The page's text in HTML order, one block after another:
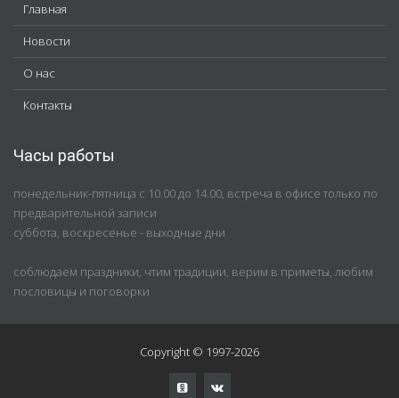
Главная
Новости
О нас
Контакты
Часы работы
понедельник-пятница с 10.00 до 14.00, встреча в офисе только по
предварительной записи
суббота, воскресенье - выходные дни
соблюдаем праздники, чтим традиции, верим в приметы, любим
пословицы и поговорки
Copyright © 1997-2026